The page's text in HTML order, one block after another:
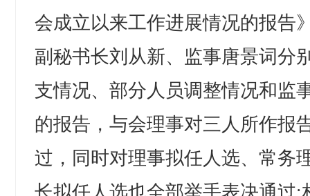
会成立以来工作进展情况的报告
副秘书长刘从新、监事唐景词分
支情况、部分人员调整情况和监
的报告，与会理事对三人所作报
过，同时对理事拟任人选、常务
长拟任人选也全部举手表决通过;